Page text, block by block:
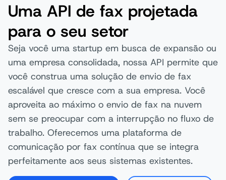
Uma API de fax projetada
para o seu setor
Seja você uma startup em busca de expansão ou
uma empresa consolidada, nossa API permite que
você construa uma solução de envio de fax
escalável que cresce com a sua empresa. Você
aproveita ao máximo o envio de fax na nuvem
sem se preocupar com a interrupção no fluxo de
trabalho. Oferecemos uma plataforma de
comunicação por fax contínua que se integra
perfeitamente aos seus sistemas existentes.